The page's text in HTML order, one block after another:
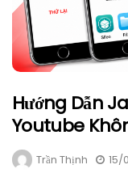
Hướng Dẫn
Youtube
Trần Thịnh 15/